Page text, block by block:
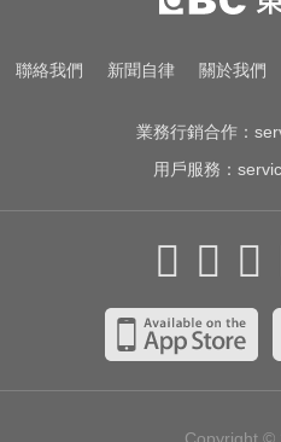
Pajero預告亮相
MLB／重返大聯盟
聯絡我們 新聞自律 關於我們
業務行銷合作：
用戶服務：
Copyright ©